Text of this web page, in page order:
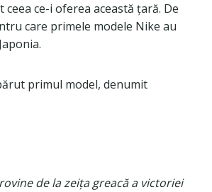
ce-i oferea această țară. De
care primele modele Nike au
primul model, denumit
de la zeița greacă a victoriei